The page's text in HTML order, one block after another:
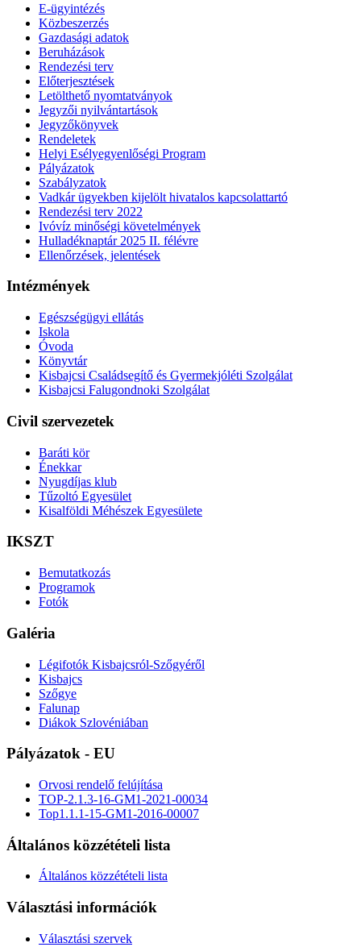
E-ügyintézés
Közbeszerzés
Gazdasági adatok
Beruházások
Rendezési terv
Előterjesztések
Letölthető nyomtatványok
Jegyzői nyilvántartások
Jegyzőkönyvek
Rendeletek
Helyi Esélyegyenlőségi Program
Pályázatok
Szabályzatok
Vadkár ügyekben kijelölt hivatalos kapcsolattartó
Rendezési terv 2022
Ivóvíz minőségi követelmények
Hulladéknaptár 2025 II. félévre
Ellenőrzések, jelentések
Intézmények
Egészségügyi ellátás
Iskola
Óvoda
Könyvtár
Kisbajcsi Családsegítő és Gyermekjóléti Szolgálat
Kisbajcsi Falugondnoki Szolgálat
Civil szervezetek
Baráti kör
Énekkar
Nyugdíjas klub
Tűzoltó Egyesület
Kisalföldi Méhészek Egyesülete
IKSZT
Bemutatkozás
Programok
Fotók
Galéria
Légifotók Kisbajcsról-Szőgyéről
Kisbajcs
Szőgye
Falunap
Diákok Szlovéniában
Pályázatok - EU
Orvosi rendelő felújítása
TOP-2.1.3-16-GM1-2021-00034
Top1.1.1-15-GM1-2016-00007
Általános közzétételi lista
Általános közzétételi lista
Választási információk
Választási szervek